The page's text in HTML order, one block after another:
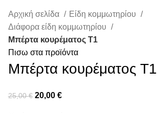
Αρχική σελίδα
Είδη κομμωτηρίου
Διάφορα είδη κομμωτηρίου
Μπέρτα κουρέματος Τ1
Πισω στα προϊόντα
Μπέρτα κουρέματος Τ1
25,00€ 20,00 €